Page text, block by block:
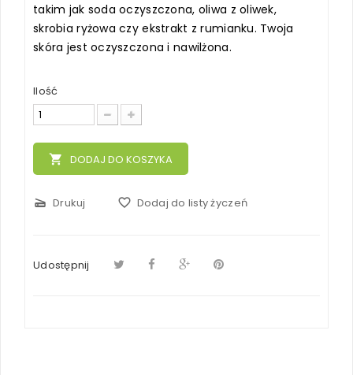
takim jak soda oczyszczona, oliwa z oliwek,
skrobia ryżowa czy ekstrakt z rumianku. Twoja
skóra jest oczyszczona i nawilżona.
Ilość
local_grocery_store DODAJ DO KOSZYKA
scanner Drukuj favorite_border Dodaj do listy życzeń
Udostępnij